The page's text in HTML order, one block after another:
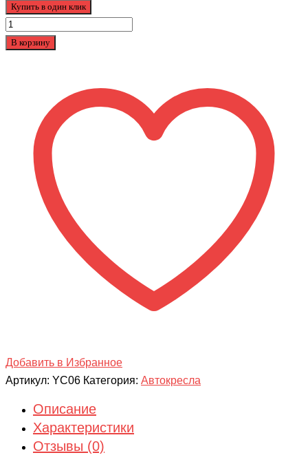
Купить в один клик
Количество
товара
Поворотная
база,ISOFIX
В корзину
Добавить в Избранное
Артикул: YC06 Категория: Автокресла
Описание
Характеристики
Отзывы (0)